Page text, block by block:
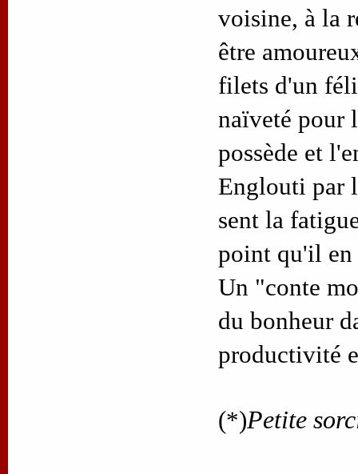
voisine, à la
être
filets d'un
naïveté pour
possède et
Englouti par
sent la
point qu'il en
Un "conte
du bonheur
productivité
(*)Petite